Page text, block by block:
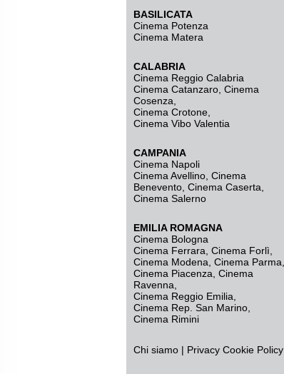
BASILICATA
Cinema Potenza
Cinema Matera
CALABRIA
Cinema Reggio Calabria
Cinema Catanzaro Cinema
Cosenza
Cinema Crotone
Cinema Vibo Valentia
CAMPANIA
Cinema Napoli
Cinema Avellino Cinema
Benevento Cinema Caserta
Cinema Salerno
EMILIA ROMAGNA
Cinema Bologna
Cinema Ferrara Cinema Forlì
Cinema Modena Cinema Parma
Cinema Piacenza Cinema
Ravenna
Cinema Reggio Emilia
Cinema Rep. San Marino
Cinema Rimini
Chi siamo | Privacy Cookie Policy